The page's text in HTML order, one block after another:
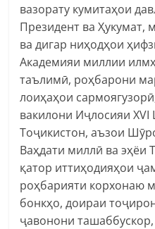
вазорату кумитаҳои
Президент ва Ҳукумат,
ва дигар ниҳодҳои
Академияи миллии
таълимӣ, роҳбарони
лоиҳаҳои
вакилони Иҷлосияи
Тоҷикистон, аъзои
Ваҳдати миллӣ ва эҳёи
қатор иттиҳодияҳои
роҳбарияти корхонаю
бонкҳо, доираи
ҷавонони